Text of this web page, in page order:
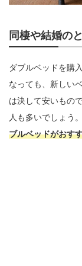
同棲や結婚の
ダブルベッドを購
なっても、新しい
は決して安いもの
人も多いでしょう。
ブルベッドがおす